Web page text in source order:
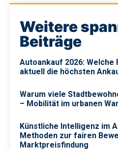
Weitere
Beiträge
Autoankauf 2026:
aktuell die höchsten
Warum viele
– Mobilität im urbanen
Künstliche Intelligenz im
Methoden zur fairen
Marktpreisfindung